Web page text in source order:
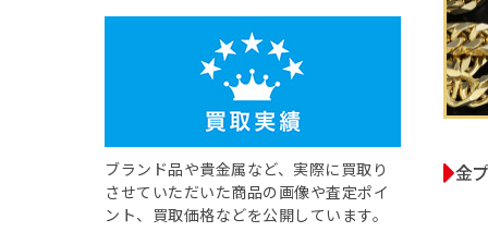
金
ブランド品や貴金属など、実際に買取り
させていただいた商品の画像や査定ポイ
ント、買取価格などを公開しています。